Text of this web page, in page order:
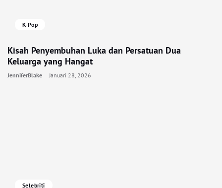
K-Pop
Kisah Penyembuhan Luka dan Persatuan Dua
Keluarga yang Hangat
JenniferBlake Januari 28, 2026
Selebriti